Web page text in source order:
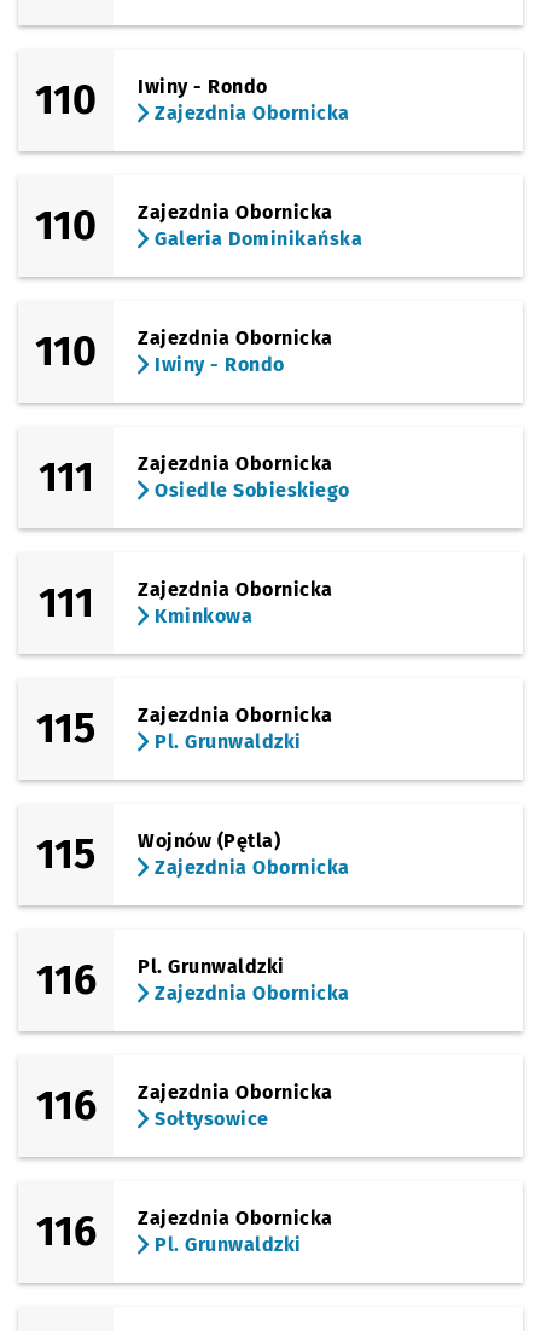
110
Iwiny - Rondo
Zajezdnia Obornicka
110
Zajezdnia Obornicka
Galeria Dominikańska
110
Zajezdnia Obornicka
Iwiny - Rondo
111
Zajezdnia Obornicka
Osiedle Sobieskiego
111
Zajezdnia Obornicka
Kminkowa
115
Zajezdnia Obornicka
Pl. Grunwaldzki
115
Wojnów (Pętla)
Zajezdnia Obornicka
116
Pl. Grunwaldzki
Zajezdnia Obornicka
116
Zajezdnia Obornicka
Sołtysowice
116
Zajezdnia Obornicka
Pl. Grunwaldzki